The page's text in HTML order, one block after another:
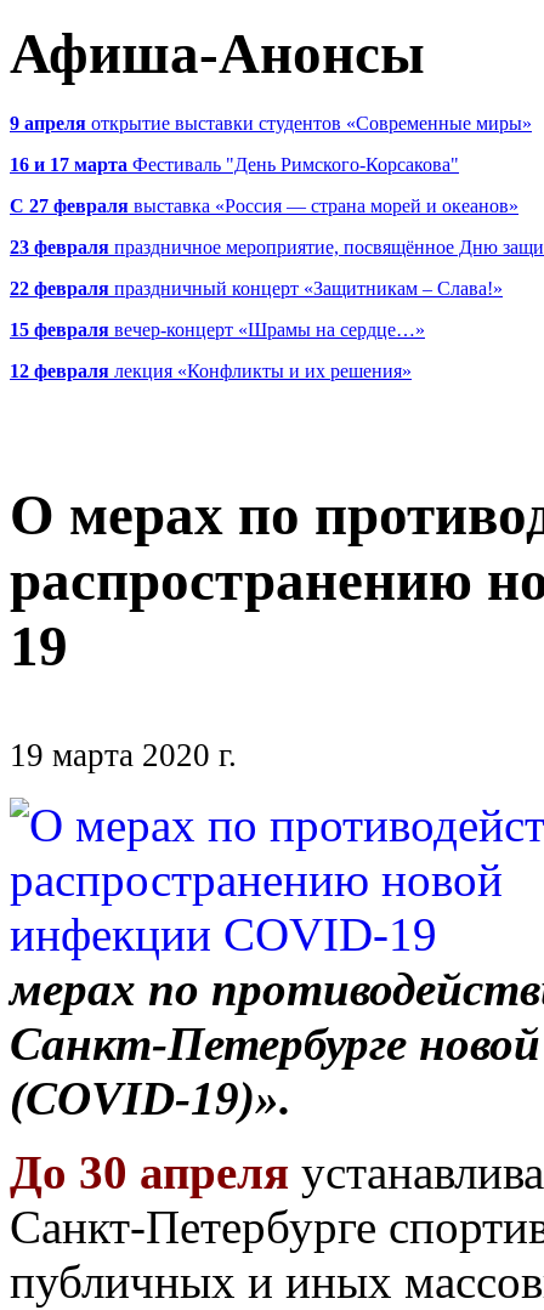
Афиша-Анонсы
9 апреля открытие выставки студентов «Современные миры»
16 и 17 марта Фестиваль "День Римского-Корсакова"
С 27 февраля выставка «Россия — страна морей и океанов»
23 февраля праздничное мероприятие, посвящённое Дню
22 февраля праздничный концерт «Защитникам – Слава!»
15 февраля вечер-концерт «Шрамы на сердце…»
12 февраля лекция «Конфликты и их решения»
О мерах по
распространению
19
19 марта 2020 г.
мерах по
Санкт-Петербурге
(COVID-19)».
До 30 апреля
Санкт-Петербурге
публичных и иных